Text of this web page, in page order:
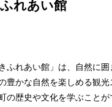
れあい館
ふれあい館」は、自然に
豊かな自然を楽しめる観光
の歴史や文化を学ぶことが